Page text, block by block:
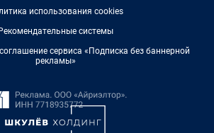
использования cookies
системы
сервиса «Подписка без баннерной
рекламы»